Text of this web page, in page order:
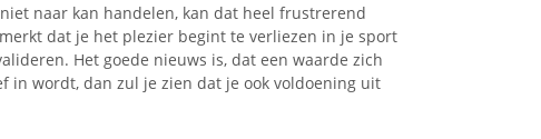
naar kan handelen, kan dat heel frustrerend
dat je het plezier begint te verliezen in je sport
Het goede nieuws is, dat een waarde zich
in wordt, dan zul je zien dat je ook voldoening uit